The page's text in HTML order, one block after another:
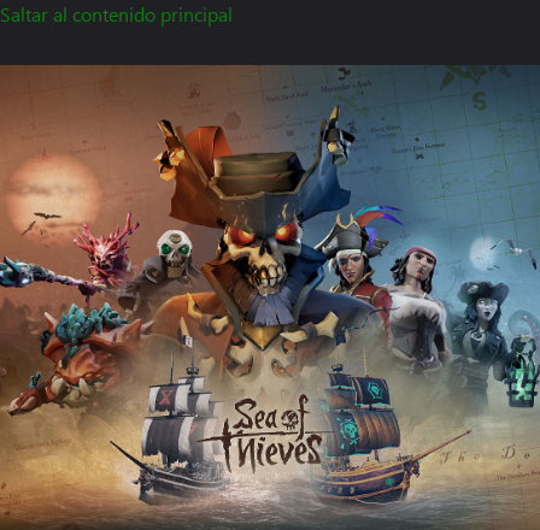
Saltar al contenido principal